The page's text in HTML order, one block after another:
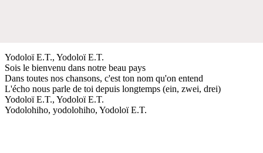
Yodoloï E.T., Yodoloï E.T.
Sois le bienvenu dans notre beau pays
Dans toutes nos chansons, c'est ton nom qu'on entend
L'écho nous parle de toi depuis longtemps (ein, zwei, drei)
Yodoloï E.T., Yodoloï E.T.
Yodolohiho, yodolohiho, Yodoloï E.T.